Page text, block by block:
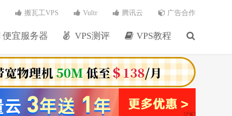
便宜服务器 VPS测评 VPS教程
搬瓦工VPS Vultr 腾讯云 广告合作